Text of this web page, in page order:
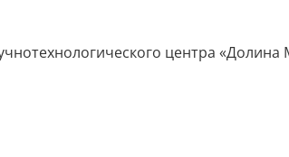
центра «Долина